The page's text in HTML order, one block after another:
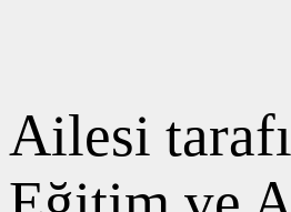
Ailesi